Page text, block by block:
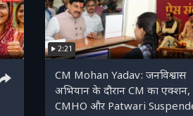
2:21
CM Mohan Yadav: जनविश्वास
अभियान के दौरान CM का एक्शन,
CMHO और Patwari